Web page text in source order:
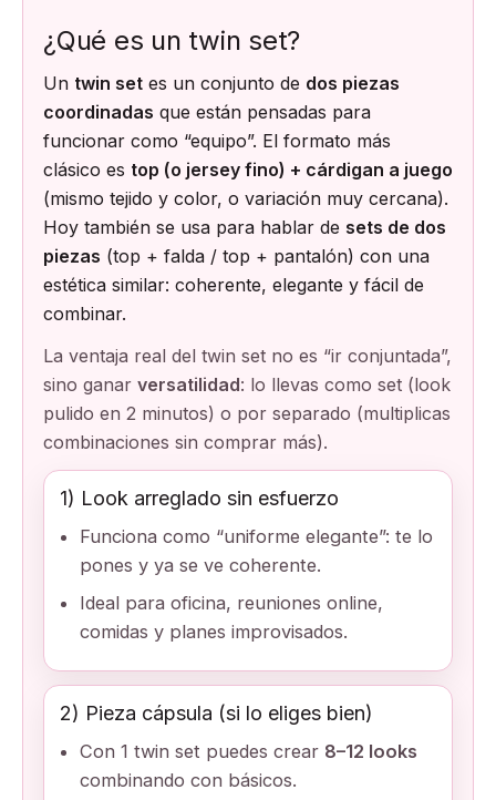
¿Qué es un twin set?
Un twin set es un conjunto de dos piezas
coordinadas que están pensadas para
funcionar como “equipo”. El formato más
clásico es top (o jersey fino) + cárdigan a juego
(mismo tejido y color, o variación muy cercana).
Hoy también se usa para hablar de sets de dos
piezas (top + falda / top + pantalón) con una
estética similar: coherente, elegante y fácil de
combinar.
La ventaja real del twin set no es “ir conjuntada”,
sino ganar versatilidad: lo llevas como set (look
pulido en 2 minutos) o por separado (multiplicas
combinaciones sin comprar más).
1) Look arreglado sin esfuerzo
Funciona como “uniforme elegante”: te lo
pones y ya se ve coherente.
Ideal para oficina, reuniones online,
comidas y planes improvisados.
2) Pieza cápsula (si lo eliges bien)
Con 1 twin set puedes crear 8–12 looks
combinando con básicos.